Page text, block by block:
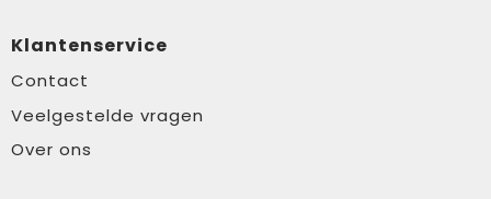
Klantenservice
Contact
Veelgestelde vragen
Over ons